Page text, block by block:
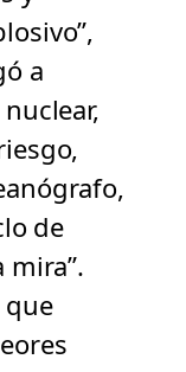
a
de
mira”.
que